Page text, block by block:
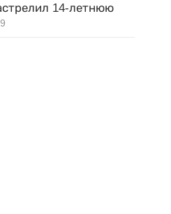
14-летнюю